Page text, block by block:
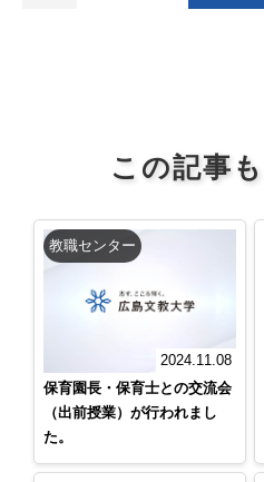
この記事
教職センター
2024.11.08
保育園長・保育士との交流会
（出前授業）が行われまし
た。